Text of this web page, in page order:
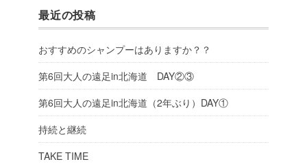
最近の投稿
おすすめのシャンプーはありますか？？
第6回大人の遠足in北海道 DAY②③
第6回大人の遠足in北海道（2年ぶり）DAY①
持続と継続
TAKE TIME